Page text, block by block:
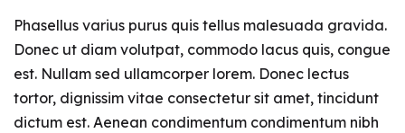
Phasellus varius purus quis tellus malesuada gravida.
Donec ut diam volutpat, commodo lacus quis, congue
est. Nullam sed ullamcorper lorem. Donec lectus
tortor, dignissim vitae consectetur sit amet, tincidunt
dictum est. Aenean condimentum condimentum nibh